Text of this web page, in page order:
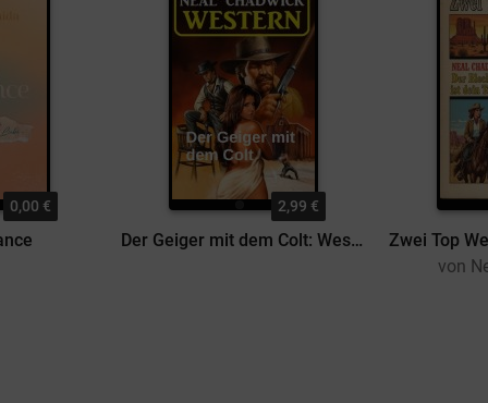
0,00 € 2,99 €
Der Geiger mit dem Colt: Western
von